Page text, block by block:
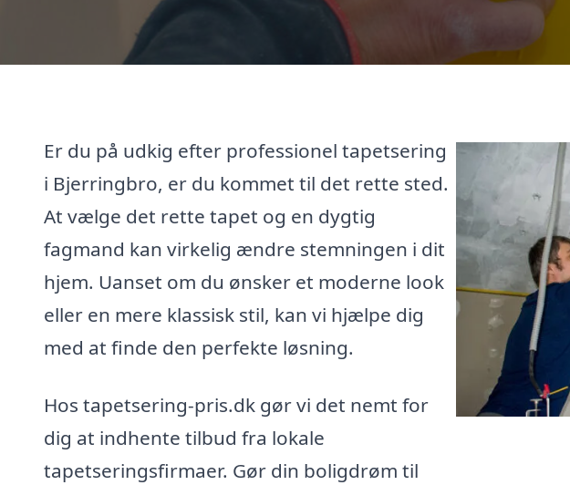
Er du på udkig efter professionel tapetsering
i Bjerringbro, er du kommet til det rette sted.
At vælge det rette tapet og en dygtig
fagmand kan virkelig ændre stemningen i dit
hjem. Uanset om du ønsker et moderne look
eller en mere klassisk stil, kan vi hjælpe dig
med at finde den perfekte løsning.
Hos tapetsering-pris.dk gør vi det nemt for
dig at indhente tilbud fra lokale
tapetseringsfirmaer. Gør din boligdrøm til